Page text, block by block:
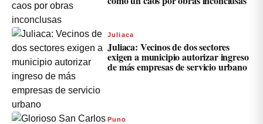
Juliaca
Juliaca: Vecinos de dos sectores
exigen a municipio autorizar ingreso
de más empresas de servicio urbano
Puno